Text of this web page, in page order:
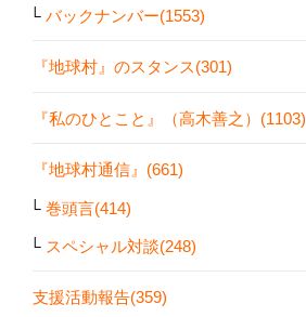
バックナンバー(1553)
『地球村』のスタンス(301)
『私のひとこと』（高木善之）(1103)
『地球村通信』(661)
巻頭言(414)
スペシャル対談(248)
支援活動報告(359)